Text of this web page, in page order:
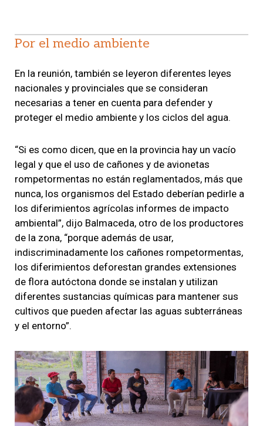
Por el medio ambiente
En la reunión, también se leyeron diferentes leyes
nacionales y provinciales que se consideran
necesarias a tener en cuenta para defender y
proteger el medio ambiente y los ciclos del agua.
“Si es como dicen, que en la provincia hay un vacío
legal y que el uso de cañones y de avionetas
rompetormentas no están reglamentados, más que
nunca, los organismos del Estado deberían pedirle a
los diferimientos agrícolas informes de impacto
ambiental”, dijo Balmaceda, otro de los productores
de la zona, “porque además de usar,
indiscriminadamente los cañones rompetormentas,
los diferimientos deforestan grandes extensiones
de flora autóctona donde se instalan y utilizan
diferentes sustancias químicas para mantener sus
cultivos que pueden afectar las aguas subterráneas
y el entorno”.